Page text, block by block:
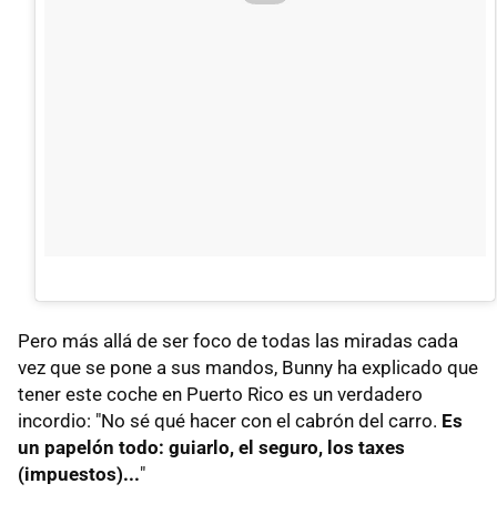
Pero más allá de ser foco de todas las miradas cada
vez que se pone a sus mandos, Bunny ha explicado que
tener este coche en Puerto Rico es un verdadero
incordio: "No sé qué hacer con el cabrón del carro. Es
un papelón todo: guiarlo, el seguro, los taxes
(impuestos)..."